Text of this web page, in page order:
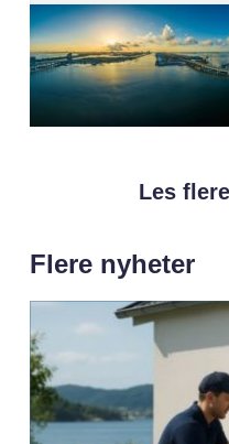
Les
Flere nyheter